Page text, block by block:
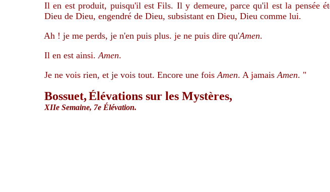
Il en est produit, puisqu'il est Fils. Il y demeure, parce qu'il est la pensée
Dieu de Dieu, engendré de Dieu, subsistant en Dieu, Dieu comme lui.
Ah ! je me perds, je n'en puis plus. je ne puis dire qu'Amen.
Il en est ainsi.Amen.
Je ne vois rien, et je vois tout. Encore une foisAmen. A jamaisAmen. "
Bossuet,Élévations sur les Mystères,
XIIe Semaine, 7e Élévation.